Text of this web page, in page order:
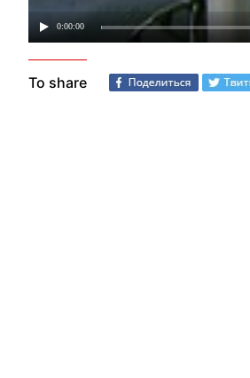
To share